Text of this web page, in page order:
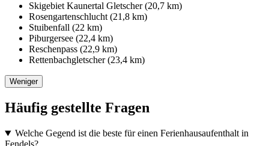
Skigebiet Kaunertal Gletscher (20,7 km)
Rosengartenschlucht (21,8 km)
Stuibenfall (22 km)
Piburgersee (22,4 km)
Reschenpass (22,9 km)
Rettenbachgletscher (23,4 km)
Weniger
Häufig gestellte Fragen
Welche Gegend ist die beste für einen Ferienhausaufenthalt in